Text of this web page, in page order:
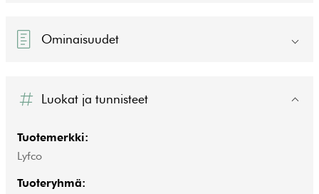
Ominaisuudet
Luokat ja tunnisteet
Tuotemerkki:
Lyfco
Tuoteryhmä: